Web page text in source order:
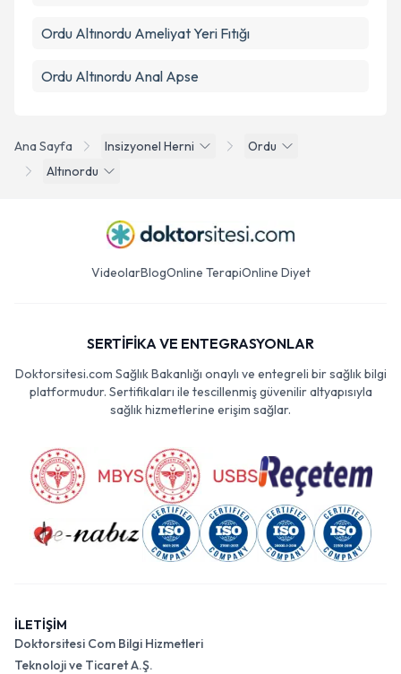
Ana Sayfa Insizyonel Herni
Ordu
Altınordu
Ordu Altınordu Ameliyat Yeri Fıtığı
Ordu Altınordu Anal Apse
VideolarBlogOnline TerapiOnline Diyet
SERTİFİKA VE ENTEGRASYONLAR
Doktorsitesi.com Sağlık Bakanlığı onaylı ve entegreli bir sağlık bilgi
platformudur. Sertifikaları ile tescillenmiş güvenilir altyapısıyla
sağlık hizmetlerine erişim sağlar.
İLETİŞİM
Doktorsitesi Com Bilgi Hizmetleri
Teknoloji ve Ticaret A.Ş.